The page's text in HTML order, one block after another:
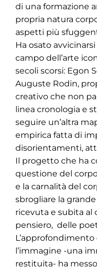
di una formazione
propria natura
aspetti più
Ha osato
campo dell’arte
secoli scorsi: Egon
Auguste Rodin,
creativo che non
linea cronologia e
seguire un’altra
empirica fatta di
disorientamenti,
Il progetto che ha
questione del
e la carnalità del
sbrogliare la
ricevuta e subita al
pensiero, delle
L’approfondimento
l’immagine -una
restituita- ha